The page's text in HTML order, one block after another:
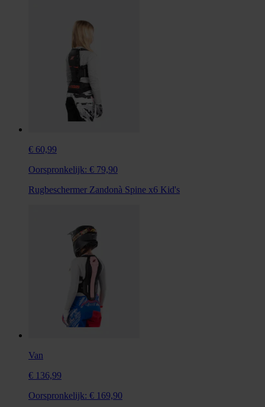
€ 60,99
Oorspronkelijk: € 79,90
Rugbeschermer Zandonà Spine x6 Kid's
Van
€ 136,99
Oorspronkelijk: € 169,90